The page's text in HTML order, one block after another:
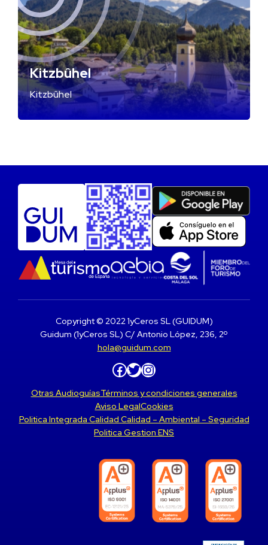
Kitzbûhel
Kitzbûhel
Copyright © 2022 1yCeros SL (GUIDUM)
Guidum (1yCeros SL) C/ Antonio López, 236, 2º
hola@guidum.com
Facebook Twitter Instagram
Otras AudioguíasTérminos y condiciones generales
Aviso LegalCookies
Politica Integrada Calidad Calidad – Ambiental – Seguridad
Politica Gestion ENS